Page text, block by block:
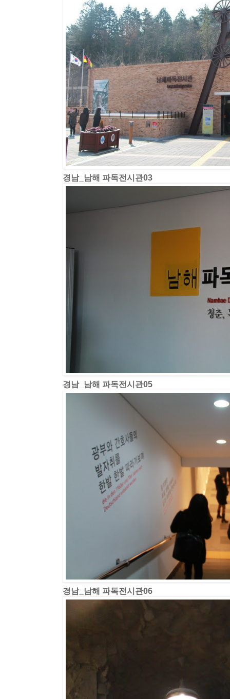
경남_남해 파독전시관03
경남_남해 파독전시관05
경남_남해 파독전시관06